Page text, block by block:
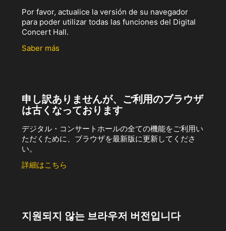
Por favor, actualice la versión de su navegador
para poder utilizar todas las funciones del Digital
Concert Hall.
Saber más
申し訳ありませんが、ご利用のブラウザ
は古くなっております
デジタル・コンサートホールの全ての機能をご利用い
ただくために、ブラウザを最新版に更新してくださ
い。
詳細はこちら
지원되지 않는 브라우저 버전입니다